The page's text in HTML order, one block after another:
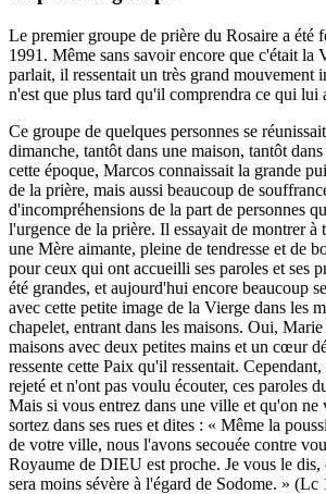
Le premier groupe de prière du Rosaire a été
1991. Même sans savoir encore que c'était la
parlait, il ressentait un très grand mouvement
n'est que plus tard qu'il comprendra ce qui lui
Ce groupe de quelques personnes se
dimanche, tantôt dans une maison, tantôt
cette époque, Marcos connaissait la grande
de la prière, mais aussi beaucoup de
d'incompréhensions de la part de personnes
l'urgence de la prière. Il essayait de montrer à
une Mère aimante, pleine de tendresse et de
pour ceux qui ont accueilli ses paroles et ses
été grandes, et aujourd'hui encore beaucoup
avec cette petite image de la Vierge dans les
chapelet, entrant dans les maisons. Oui, Marie
maisons avec deux petites mains et un cœur
ressente cette Paix qu'il ressentait.
rejeté et n'ont pas voulu écouter, ces paroles
Mais si vous entrez dans une ville et qu'on ne
sortez dans ses rues et dites : « Même la
de votre ville, nous l'avons secouée contre
Royaume de DIEU est proche. Je vous le dis,
sera moins sévère à l'égard de Sodome. » (Lc